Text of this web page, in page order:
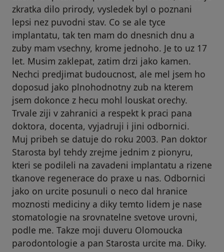
zkratka dilo prirody, vysledek byl o poznani
lepsi nez puvodni stav. Co se ale tyce
implantatu, tak ten mam do dnesnich dnu a
zuby mam vsechny, krome jednoho. Je to uz 17
let. Musim zaklepat, zatim drzi jako kamen.
Nechci predjimat budoucnost, ale mel jsem ho
doposud jako plnohodnotny zub na kterem
jsem dokonce z hecu mohl louskat orechy.
Trvale ziji v zahranici a respekt k praci pana
doktora, docenta, vyjadruji i jini odbornici.
Muj pribeh se datuje do roku 2003. Pan doktor
Starosta byl tehdy zrejme jednim z pionyru,
kteri se podileli na zavadeni implantatu a rizene
tkanove regenerace do praxe u nas. Odbornici
jako on urcite posunuli o neco dal hranice
moznosti mediciny a diky temto lidem je nase
stomatologie na srovnatelne svetove urovni,
podle me. Takze moji duveru Olomoucka
parodontologie a pan Starosta urcite ma. Diky.